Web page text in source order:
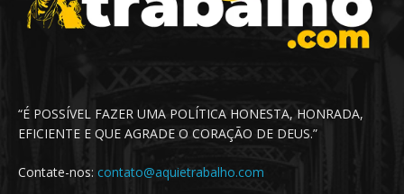
“É POSSÍVEL FAZER UMA POLÍTICA HONESTA, HONRADA,
EFICIENTE E QUE AGRADE O CORAÇÃO DE DEUS.”
Contate-nos: contato@aquietrabalho.com